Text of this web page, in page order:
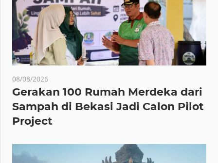
08/08/2026
Gerakan 100 Rumah Merdeka dari
Sampah di Bekasi Jadi Calon Pilot
Project